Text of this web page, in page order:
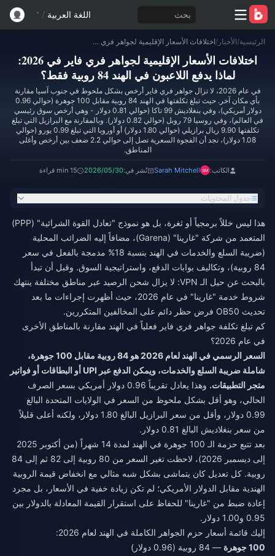
بحث اللغة العربية /
الرئيسية/الأخبار / اختلافات الأسعار الإقليمية لجواهر فري فاير في 2026: لماذا يدفع اللاعبون في الهند 84 روبية فقط؟
اختلافات الأسعار الإقليمية لجواهر فري فاير في 2026:
لماذا يدفع اللاعبون في الهند 84 روبية فقط؟
في عام 2026، لا تزال جواهر فري فاير أرخص بشكل ملحوظ في جنوب آسيا مقارنة
بأي مكان آخر. حيث تبلغ تكلفتها في الهند 84 روبية مقابل 100 جوهرة (حوالي 0.96
دولار أمريكي)، وفي بنغلاديش 99 تاكا (حوالي 0.81 دولار - وهي أرخص سوق رئيسي
في العالم)، وفي روسيا 79 روبل (حوالي 0.82 دولار). وبالمقارنة مع البرازيل التي تبلغ
تكلفتها 9.90 ريال برازيلي (حوالي 1.80 دولار) أو أوروبا التي تبلغ 0.99 يورو (حوالي
1.08 دولار)، نجد أن الفجوة السعرية تصل إلى حوالي 2.2 ضعف بين أرخص وأغلى
المناطق.
الكاتب: Sarah Mitchell نُشر في:2026/05/30 15 min قراءة
جدول المحتويات
هذا ليس خللاً برمجياً أو ثغرة، بل هو نموذج "تعادل القوة الشرائية" (PPP)
المتعمد من شركة "غارينا" (Garena)، مضافاً إليه الضرائب المحلية
(ضريبة السلع والخدمات في الهند بنسبة 18% مدمجة بالفعل في سعر
84 روبية)، وتكاليف بوابات الدفع، واستراتيجية السوق. وقبل أن تبدأ
بالبحث عن حيل الـ VPN: لا يزال شحن الرصيد عبر مناطق مختلفة ينتهك
شروط خدمة "غارينا" في عام 2026، حيث أظهرت إجراءات ما بعد
تحديث OB50 فرض حظر دائم على المخالفين المتكررين.
كم تبلغ تكلفة جواهر فري فاير فعلياً في الهند مقارنة بالمناطق الأخرى
في عام 2026؟
السعر الرسمي في الهند لعام 2026 هو 84 روبية مقابل 100 جوهرة،
شاملة ضريبة السلع والخدمات، ويمكن الدفع عبر UPI أو البطاقات أو فواتير
متجر التطبيقات.
وهذا يعادل تقريباً 0.96 دولار أمريكي بسعر الصرف
الحالي، وهو أقل بشكل ملحوظ من السعر في الولايات المتحدة البالغ
0.99 دولار، وأقل من سعر البرازيل البالغ 1.80 دولار، ولكنه أعلى قليلاً
من سعر بنغلاديش البالغ 0.81 دولار.
بعد تتبع حزمة الـ 100 جوهرة في الهند لمدة 14 شهراً (من أكتوبر 2025
إلى ديسمبر 2026)، لاحظت تغير السعر من 80 روبية إلى 82 ثم إلى 84
روبية. كل تعديل كان يتماشى بشكل شبه مثالي مع انخفاض قيمة الروبية
الهندية مقابل الدولار الأمريكي؛ لم تكن زيادة خفية في الأسعار، بل مجرد
إعادة ضبط من "غارينا" للحفاظ على استقرار القيمة المعادلة بالدولار بين
0.95 و1.00 دولار.
إليك قائمة أسعار حزم الجواهر الكاملة في الهند لعام 2026:
100 جوهرة
— 84 روبية (0.96 دولار)